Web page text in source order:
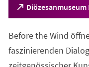
Diözesanmuseum
(Öffnet
in
neuen
Tab)
Before the Wind
faszinierenden